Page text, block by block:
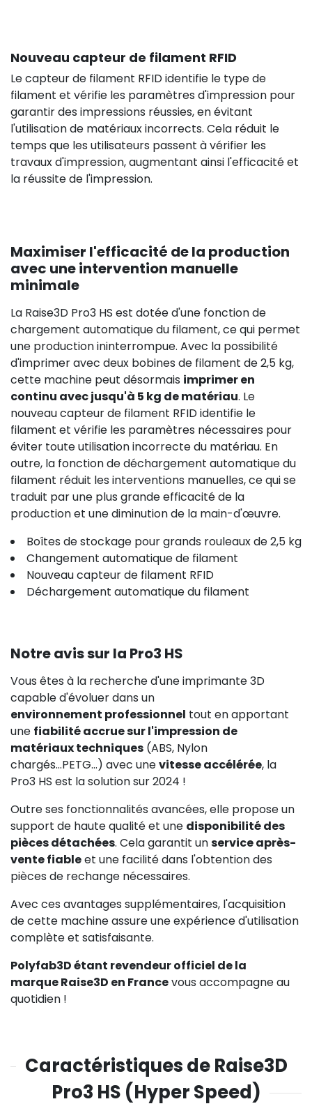
Nouveau capteur de filament RFID
Le capteur de filament RFID identifie le type de
filament et vérifie les paramètres d'impression pour
garantir des impressions réussies, en évitant
l'utilisation de matériaux incorrects. Cela réduit le
temps que les utilisateurs passent à vérifier les
travaux d'impression, augmentant ainsi l'efficacité et
la réussite de l'impression.
Maximiser l'efficacité de la production
avec une intervention manuelle
minimale
La Raise3D Pro3 HS est dotée d'une fonction de
chargement automatique du filament, ce qui permet
une production ininterrompue. Avec la possibilité
d'imprimer avec deux bobines de filament de 2,5 kg,
cette machine peut désormais imprimer en
continu avec jusqu'à 5 kg de matériau. Le
nouveau capteur de filament RFID identifie le
filament et vérifie les paramètres nécessaires pour
éviter toute utilisation incorrecte du matériau. En
outre, la fonction de déchargement automatique du
filament réduit les interventions manuelles, ce qui se
traduit par une plus grande efficacité de la
production et une diminution de la main-d'œuvre.
Boîtes de stockage pour grands rouleaux de 2,5 kg
Changement automatique de filament
Nouveau capteur de filament RFID
Déchargement automatique du filament
Notre avis sur la Pro3 HS
Vous êtes à la recherche d'une imprimante 3D
capable d'évoluer dans un
environnement professionnel tout en apportant
une fiabilité accrue sur l'impression de
matériaux techniques (ABS, Nylon
chargés...PETG...) avec unevitesse accélérée, la
Pro3 HS est la solution sur 2024 !
Outre ses fonctionnalités avancées, elle propose un
support de haute qualité et une disponibilité des
pièces détachées. Cela garantit unservice après-
vente fiableet une facilité dans l'obtention des
pièces de rechange nécessaires.
Avec ces avantages supplémentaires, l'acquisition
de cette machine assure une expérience d'utilisation
complète et satisfaisante.
Polyfab3D étant revendeur officiel de la
marque Raise3D en Francevous accompagne au
quotidien !
Caractéristiques de Raise3D
Pro3 HS (Hyper Speed)